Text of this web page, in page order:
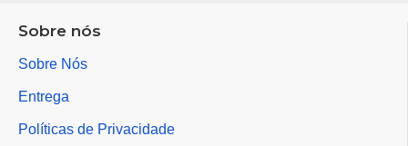
Sobre nós
Sobre Nós
Entrega
Políticas de Privacidade